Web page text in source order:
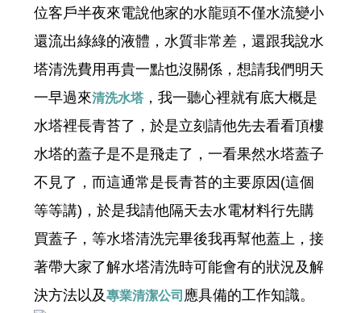
位客戶半夜來電說他家的水龍頭不僅水流變小
還流出綠綠的液體，水質非常差，還跟我說水
塔清洗費用再貴一點也沒關係，想請我們明天
一早過來清洗水塔 ，我一聽心裡就有底大概是
水塔裡長青苔了，於是立刻請他先去看看頂樓
水塔的蓋子是不是飛走了，一看果然水塔蓋子
不見了，而這通常是長青苔的主要原因(這個
等等講)，於是我請他隔天去水電材料行先購
買蓋子，等水塔清洗完畢後我再幫他蓋上，接
著帶大家了解水塔清洗時可能會有的狀況及解
決方法以及專業清潔公司 應具備的工作知識。